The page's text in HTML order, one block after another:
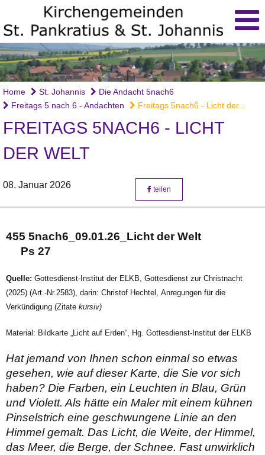
Home St. Johannis
Die Andacht 5nach6
Freitags 5 nach 6 - Andachten
Freitags 5nach6 - Licht der...
FREITAGS 5NACH6 - LICHT
DER WELT
08. Januar 2026 teilen
455 5nach6_09.01.26_Licht der Welt
Ps 27
Quelle: Gottesdienst-Institut der ELKB, Gottesdienst zur Christnacht
(2025) (Art.-Nr.2583), darin: Christof Hechtel, Anregungen für die
Verkündigung (Zitate kursiv)
Material: Bildkarte „Licht auf Erden“, Hg. Gottesdienst-Institut der ELKB
Hat jemand von Ihnen schon einmal so etwas
gesehen, wie auf dieser Karte, die Sie vor sich
haben? Die Farben, ein Leuchten in Blau, Grün
und Violett. Als hätte ein Maler mit einem kühnen
Pinselstrich eine geschwungene Linie an den
Himmel gemalt. Das Licht, die Weite, der Himmel,
das Meer, die Berge, der Schnee. Fast unwirklich